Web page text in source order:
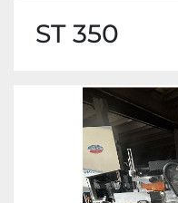
ST 350